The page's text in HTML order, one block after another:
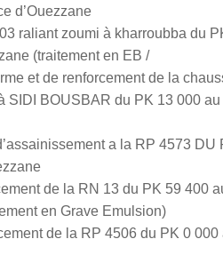
d’Ouezzane
raliant zoumi à kharroubba du
(traitement en EB /
et de renforcement de la
SIDI BOUSBAR du PK 13 000
a la RP 4573 DU
de la RN 13 du PK 59 400
en Grave Emulsion)
de la RP 4506 du PK 0